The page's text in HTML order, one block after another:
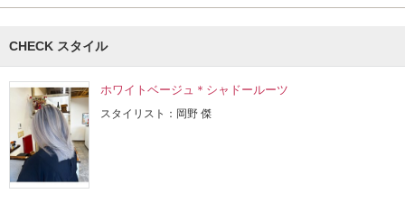
CHECK スタイル
ホワイトベージュ＊シャドールーツ
スタイリスト：岡野 傑